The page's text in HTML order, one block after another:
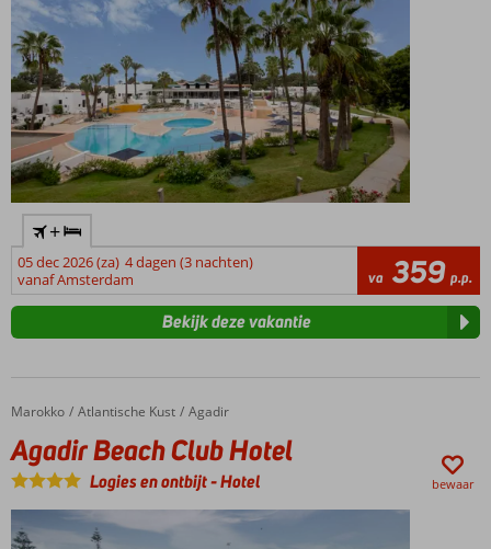
+
05 dec 2026 (za) 4 dagen (3 nachten)
vanaf Amsterdam
va 359 p.p.
Bekijk deze vakantie
Home
Marokko Atlantische Kust Agadir
Agadir Beach Club Hotel
Agadir Beach Club Hotel
Logies en ontbijt-Hotel bewaar